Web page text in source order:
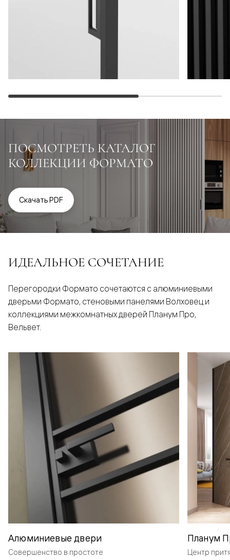
ПОСМОТРЕТЬ КАТАЛОГ
КОЛЛЕКЦИИ ФОРМАТО
Скачать PDF
ИДЕАЛЬНОЕ СОЧЕТАНИЕ
Перегородки Формато сочетаются с алюминиевыми
дверьми Формато, стеновыми панелями Волховец и
коллекциями межкомнатных дверей Планум Про,
Вельвет.
Алюминиевые двери
Совершенство в простоте
Планум
Центр